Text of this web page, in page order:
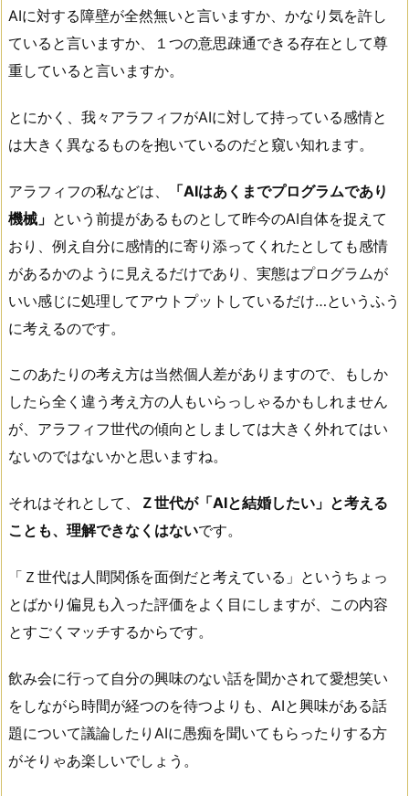
AIに対する障壁が全然無いと言いますか、かなり気を許し
ていると言いますか、１つの意思疎通できる存在として尊
重していると言いますか。
とにかく、我々アラフィフがAIに対して持っている感情と
は大きく異なるものを抱いているのだと窺い知れます。
アラフィフの私などは、
「AIはあくまでプログラムであり
機械」 という前提があるものとして昨今のAI自体を捉えて
おり、例え自分に感情的に寄り添ってくれたとしても感情
があるかのように見えるだけであり、実態はプログラムが
いい感じに処理してアウトプットしているだけ…というふう
に考えるのです。
このあたりの考え方は当然個人差がありますので、もしか
したら全く違う考え方の人もいらっしゃるかもしれません
が、アラフィフ世代の傾向としましては大きく外れてはい
ないのではないかと思いますね。
それはそれとして、
Ｚ世代が「AIと結婚したい」と考える
ことも、理解できなくはないです。
「Ｚ世代は人間関係を面倒だと考えている」というちょっ
とばかり偏見も入った評価をよく目にしますが、この内容
とすごくマッチするからです。
飲み会に行って自分の興味のない話を聞かされて愛想笑い
をしながら時間が経つのを待つよりも、AIと興味がある話
題について議論したりAIに愚痴を聞いてもらったりする方
がそりゃあ楽しいでしょう。